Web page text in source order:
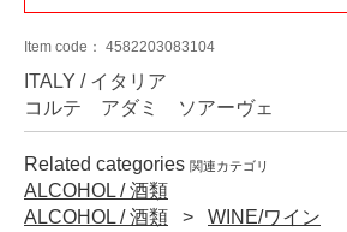
Item code： 4582203083104
ITALY / イタリア
コルテ アダミ ソアーヴェ
Related categories 関連カテゴリ
ALCOHOL / 酒類
ALCOHOL / 酒類
WINE/ワイン